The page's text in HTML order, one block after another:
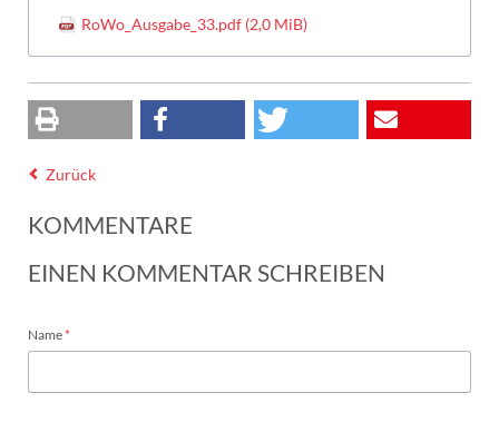
RoWo_Ausgabe_33.pdf (2,0 MiB)
Zurück
KOMMENTARE
EINEN KOMMENTAR SCHREIBEN
Pflichtfeld
Name*